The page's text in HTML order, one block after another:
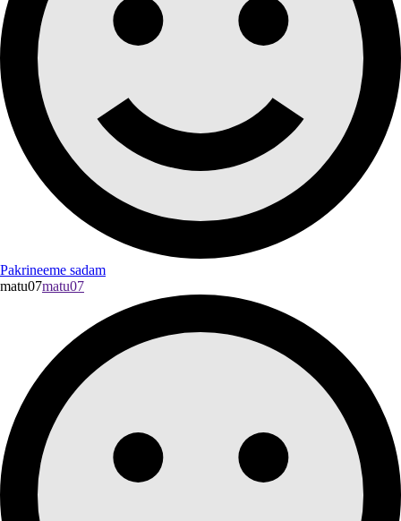
Pakrineeme sadam
matu07matu07